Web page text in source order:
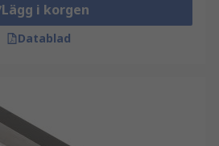
Lägg i korgen
Datablad